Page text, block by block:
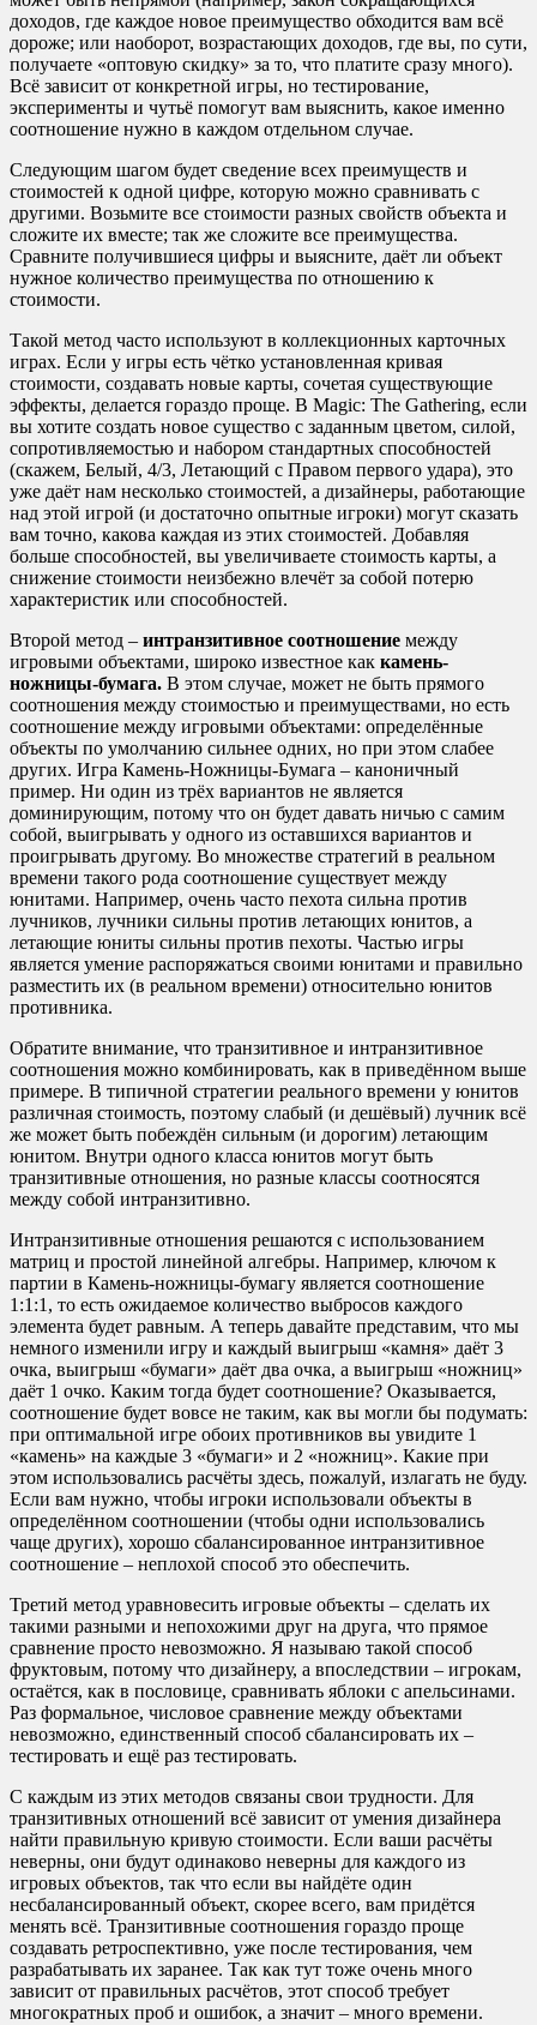
доходов, где каждое новое преимущество обходится вам всё
дороже; или наоборот, возрастающих доходов, где вы, по сути,
получаете «оптовую скидку» за то, что платите сразу много).
Всё зависит от конкретной игры, но тестирование,
эксперименты и чутьё помогут вам выяснить, какое именно
соотношение нужно в каждом отдельном случае.
Следующим шагом будет сведение всех преимуществ и
стоимостей к одной цифре, которую можно сравнивать с
другими. Возьмите все стоимости разных свойств объекта и
сложите их вместе; так же сложите все преимущества.
Сравните получившиеся цифры и выясните, даёт ли объект
нужное количество преимущества по отношению к
стоимости.
Такой метод часто используют в коллекционных карточных
играх. Если у игры есть чётко установленная кривая
стоимости, создавать новые карты, сочетая существующие
эффекты, делается гораздо проще. В Magic: The Gathering, если
вы хотите создать новое существо с заданным цветом, силой,
сопротивляемостью и набором стандартных способностей
(скажем, Белый, 4/3, Летающий с Правом первого удара), это
уже даёт нам несколько стоимостей, а дизайнеры, работающие
над этой игрой (и достаточно опытные игроки) могут сказать
вам точно, какова каждая из этих стоимостей. Добавляя
больше способностей, вы увеличиваете стоимость карты, а
снижение стоимости неизбежно влечёт за собой потерю
характеристик или способностей.
Второй метод – интранзитивное соотношение между
игровыми объектами, широко известное как камень-
ножницы-бумага. В этом случае, может не быть прямого
соотношения между стоимостью и преимуществами, но есть
соотношение между игровыми объектами: определённые
объекты по умолчанию сильнее одних, но при этом слабее
других. Игра Камень-Ножницы-Бумага – каноничный
пример. Ни один из трёх вариантов не является
доминирующим, потому что он будет давать ничью с самим
собой, выигрывать у одного из оставшихся вариантов и
проигрывать другому. Во множестве стратегий в реальном
времени такого рода соотношение существует между
юнитами. Например, очень часто пехота сильна против
лучников, лучники сильны против летающих юнитов, а
летающие юниты сильны против пехоты. Частью игры
является умение распоряжаться своими юнитами и правильно
разместить их (в реальном времени) относительно юнитов
противника.
Обратите внимание, что транзитивное и интранзитивное
соотношения можно комбинировать, как в приведённом выше
примере. В типичной стратегии реального времени у юнитов
различная стоимость, поэтому слабый (и дешёвый) лучник всё
же может быть побеждён сильным (и дорогим) летающим
юнитом. Внутри одного класса юнитов могут быть
транзитивные отношения, но разные классы соотносятся
между собой интранзитивно.
Интранзитивные отношения решаются с использованием
матриц и простой линейной алгебры. Например, ключом к
партии в Камень-ножницы-бумагу является соотношение
1:1:1, то есть ожидаемое количество выбросов каждого
элемента будет равным. А теперь давайте представим, что мы
немного изменили игру и каждый выигрыш «камня» даёт 3
очка, выигрыш «бумаги» даёт два очка, а выигрыш «ножниц»
даёт 1 очко. Каким тогда будет соотношение? Оказывается,
соотношение будет вовсе не таким, как вы могли бы подумать:
при оптимальной игре обоих противников вы увидите 1
«камень» на каждые 3 «бумаги» и 2 «ножниц». Какие при
этом использовались расчёты здесь, пожалуй, излагать не буду.
Если вам нужно, чтобы игроки использовали объекты в
определённом соотношении (чтобы одни использовались
чаще других), хорошо сбалансированное интранзитивное
соотношение – неплохой способ это обеспечить.
Третий метод уравновесить игровые объекты – сделать их
такими разными и непохожими друг на друга, что прямое
сравнение просто невозможно. Я называю такой способ
фруктовым, потому что дизайнеру, а впоследствии – игрокам,
остаётся, как в пословице, сравнивать яблоки с апельсинами.
Раз формальное, числовое сравнение между объектами
невозможно, единственный способ сбалансировать их –
тестировать и ещё раз тестировать.
С каждым из этих методов связаны свои трудности. Для
транзитивных отношений всё зависит от умения дизайнера
найти правильную кривую стоимости. Если ваши расчёты
неверны, они будут одинаково неверны для каждого из
игровых объектов, так что если вы найдёте один
несбалансированный объект, скорее всего, вам придётся
менять всё. Транзитивные соотношения гораздо проще
создавать ретроспективно, уже после тестирования, чем
разрабатывать их заранее. Так как тут тоже очень много
зависит от правильных расчётов, этот способ требует
многократных проб и ошибок, а значит – много времени.